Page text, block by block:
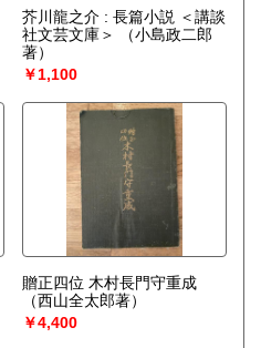
芥川龍之介 : 長篇小説 ＜講談
社文芸文庫＞
（小島政二郎
著）
￥1,100
贈正四位 木村長門守重成
（西山全太郎著）
￥4,400